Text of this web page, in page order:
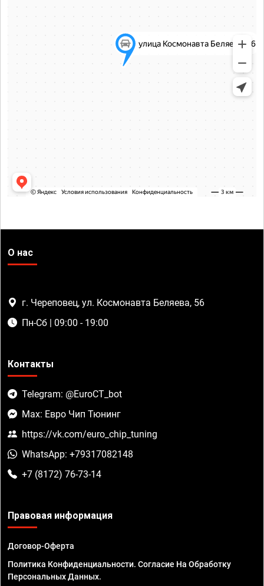
О нас
г. Череповец, ул. Космонавта Беляева, 56
Пн-Сб | 09:00 - 19:00
Контакты
Telegram: @EuroCT_bot
Max: Евро Чип Тюнинг
https://vk.com/euro_chip_tuning
WhatsApp: +79317082148
+7 (8172) 76-73-14
Правовая информация
Договор-Оферта
Политика Конфиденциальности. Согласие На Обработку
Персональных Данных.